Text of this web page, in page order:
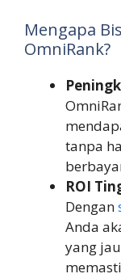
Mengapa
OmniRank?
tanpa
ROI
Dengan
Anda
yang